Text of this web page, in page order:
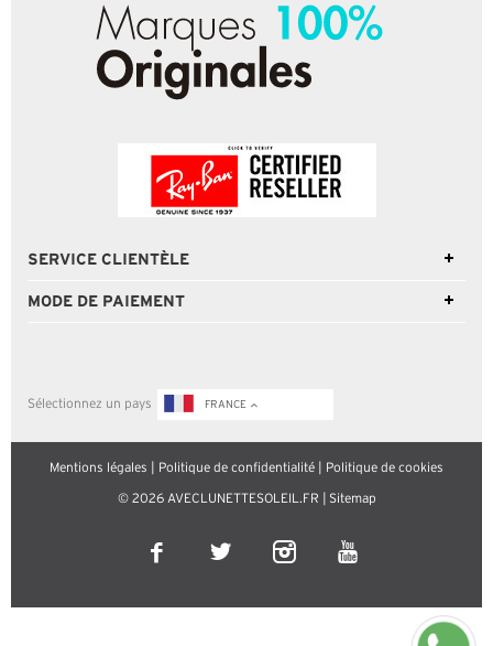
SERVICE CLIENTÈLE
MODE DE PAIEMENT
Sélectionnez un pays FRANCE
Mentions légales Politique de confidentialité Politique de cookies
© 2026 AVECLUNETTESOLEIL.FR | Sitemap